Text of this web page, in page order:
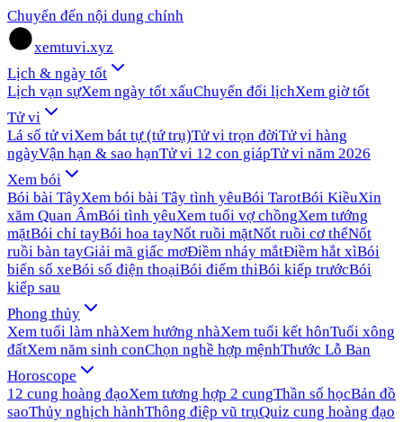
Chuyển đến nội dung chính
xemtuvi.xyz
Lịch & ngày tốt
Lịch vạn sựXem ngày tốt xấuChuyển đổi lịchXem giờ tốt
Tử vi
Lá số tử viXem bát tự (tứ trụ)Tử vi trọn đờiTử vi hàng
ngàyVận hạn & sao hạnTử vi 12 con giápTử vi năm 2026
Xem bói
Bói bài TâyXem bói bài Tây tình yêuBói TarotBói KiềuXin
xăm Quan ÂmBói tình yêuXem tuổi vợ chồngXem tướng
mặtBói chỉ tayBói hoa tayNốt ruồi mặtNốt ruồi cơ thểNốt
ruồi bàn tayGiải mã giấc mơĐiềm nháy mắtĐiềm hắt xìBói
biển số xeBói số điện thoạiBói điểm thiBói kiếp trướcBói
kiếp sau
Phong thủy
Xem tuổi làm nhàXem hướng nhàXem tuổi kết hônTuổi xông
đấtXem năm sinh conChọn nghề hợp mệnhThước Lỗ Ban
Horoscope
12 cung hoàng đạoXem tương hợp 2 cungThần số họcBản đồ
saoThủy nghịch hànhThông điệp vũ trụQuiz cung hoàng đạo